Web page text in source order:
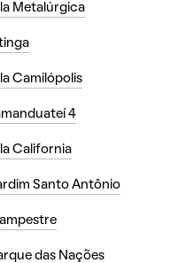
Metalúrgica
Camilópolis
4
California
Santo Antônio
das Nações